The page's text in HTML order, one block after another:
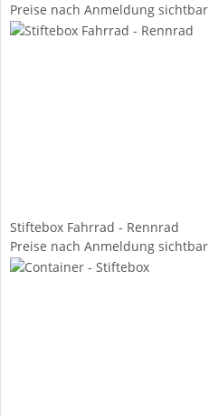
Preise nach Anmeldung sichtbar
Stiftebox Fahrrad - Rennrad
Preise nach Anmeldung sichtbar